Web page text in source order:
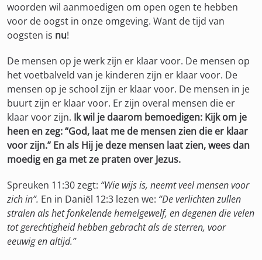
woorden wil aanmoedigen om open ogen te hebben
voor de oogst in onze omgeving. Want de tijd van
oogsten is nu!
De mensen op je werk zijn er klaar voor. De mensen op
het voetbalveld van je kinderen zijn er klaar voor. De
mensen op je school zijn er klaar voor. De mensen in je
buurt zijn er klaar voor. Er zijn overal mensen die er
klaar voor zijn. Ik wil je daarom bemoedigen: Kijk om je
heen en zeg: “God, laat me de mensen zien die er klaar
voor zijn.” En als Hij je deze mensen laat zien, wees dan
moedig en ga met ze praten over Jezus.
Spreuken 11:30 zegt: “Wie wijs is, neemt veel mensen voor
zich in”. En in Daniël 12:3 lezen we: “De verlichten zullen
stralen als het fonkelende hemelgewelf, en degenen die velen
tot gerechtigheid hebben gebracht als de sterren, voor
eeuwig en altijd.”